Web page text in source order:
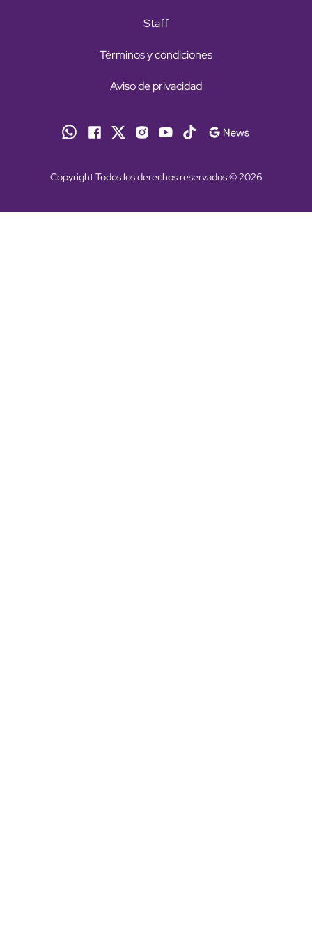
Staff
Términos y condiciones
Aviso de privacidad
Copyright Todos los derechos reservados © 2026